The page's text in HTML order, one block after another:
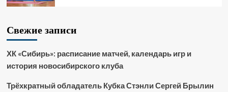
Свежие записи
ХК «Сибирь»: расписание матчей, календарь игр и
история новосибирского клуба
Трёхкратный обладатель Кубка Стэнли Сергей Брылин